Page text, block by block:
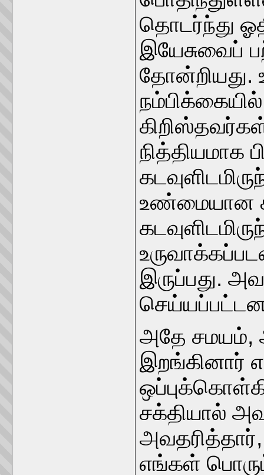
தொடர்ந்து
இயேசுவைப்
தோன்றியது.
நித்தியமாக
உண்மையான
இருப்பது.
அதே சமயம்,
இறங்கினார்
சக்தியால்
எங்கள்